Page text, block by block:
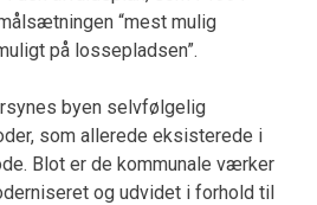
“mest mulig
på lossepladsen”.
byen selvfølgelig
som allerede eksisterede i
Blot er de kommunale værker
og udvidet i forhold til